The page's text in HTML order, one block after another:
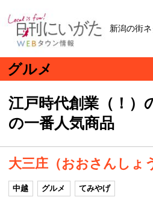
新潟の街ネ
グルメ
江戸時代創業（！）
の一番人気商品
大三庄（おおさんしょ
中越 グルメ てみやげ